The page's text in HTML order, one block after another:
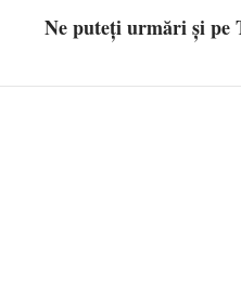
Ne puteți urmări și pe